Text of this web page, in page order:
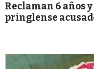
Reclaman 6 años
pringlense